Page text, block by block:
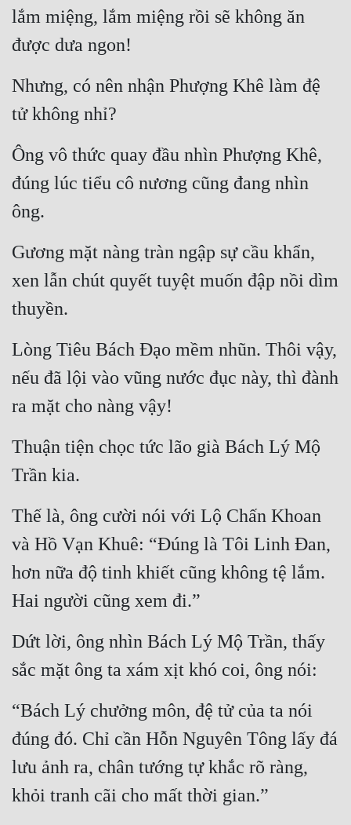
Góc Nhìn Nữ
Huyền Nghi
Huyền Ảo
Hài Hước
Hệ Thống
Học Đường
Khoa Huyễn
Khoa Huyễn Không Gian
Kinh Dị
Kiếm Hiệp
Kỳ Huyễn
Kỳ Ảo
Làm Giàu
Lịch Sử
Mưu Mô
Mỹ Thực
Nữ Phụ
lắm miệng, lắm miệng rồi sẽ không ăn
được dưa ngon!
Nhưng, có nên nhận Phượng Khê làm đệ
tử không nhỉ?
Ông vô thức quay đầu nhìn Phượng Khê,
đúng lúc tiểu cô nương cũng đang nhìn
ông.
Gương mặt nàng tràn ngập sự cầu khẩn,
xen lẫn chút quyết tuyệt muốn đập nồi dìm
thuyền.
Lòng Tiêu Bách Đạo mềm nhũn. Thôi vậy,
nếu đã lội vào vũng nước đục này, thì đành
ra mặt cho nàng vậy!
Thuận tiện chọc tức lão già Bách Lý Mộ
Trần kia.
Thế là, ông cười nói với Lộ Chấn Khoan
và Hồ Vạn Khuê: “Đúng là Tôi Linh Đan,
hơn nữa độ tinh khiết cũng không tệ lắm.
Hai người cũng xem đi.”
Dứt lời, ông nhìn Bách Lý Mộ Trần, thấy
sắc mặt ông ta xám xịt khó coi, ông nói:
“Bách Lý chưởng môn, đệ tử của ta nói
đúng đó. Chỉ cần Hỗn Nguyên Tông lấy đá
lưu ảnh ra, chân tướng tự khắc rõ ràng,
khỏi tranh cãi cho mất thời gian.”